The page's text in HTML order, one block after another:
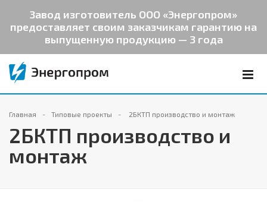
Завод изготовитель ООО «Энергопром»
предоставляет своим заказчикам гарантию на
выпущенную продукцию — 3 года
Главная Типовые проекты 2БКТП производство и монтаж
2БКТП производство и
монтаж